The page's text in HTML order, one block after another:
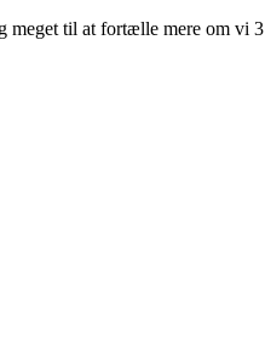
til at fortælle mere om vi